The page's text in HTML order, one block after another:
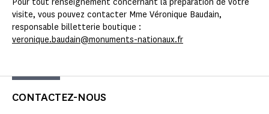
visite, vous pouvez contacter Mme Véronique Baudain,
responsable billetterie boutique :
veronique.baudain@monuments-nationaux.fr
CONTACTEZ-NOUS